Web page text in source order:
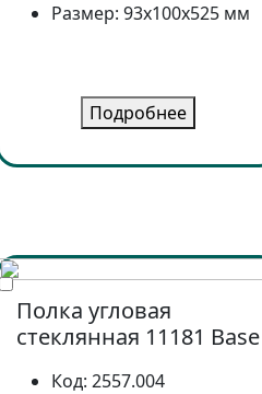
Размер: 93x100x525 мм
Подробнее
Полка угловая
стеклянная 11181 Base
Код: 2557.004